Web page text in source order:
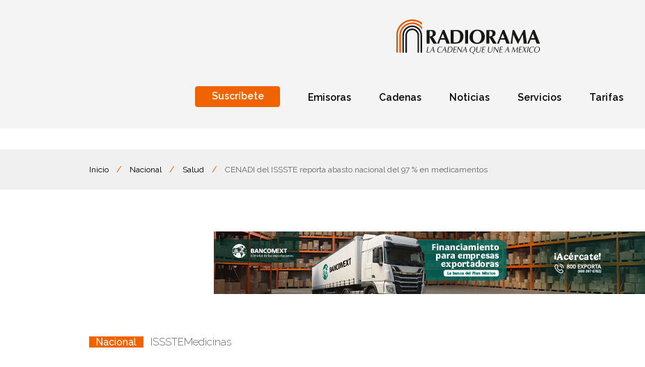
Suscríbete Emisoras Cadenas Noticias Servicios Tarifas
Inicio / Nacional / Salud / CENADI del ISSSTE reporta abasto nacional del 97 % en medicamentos
Nacional ISSSTEMedicinas